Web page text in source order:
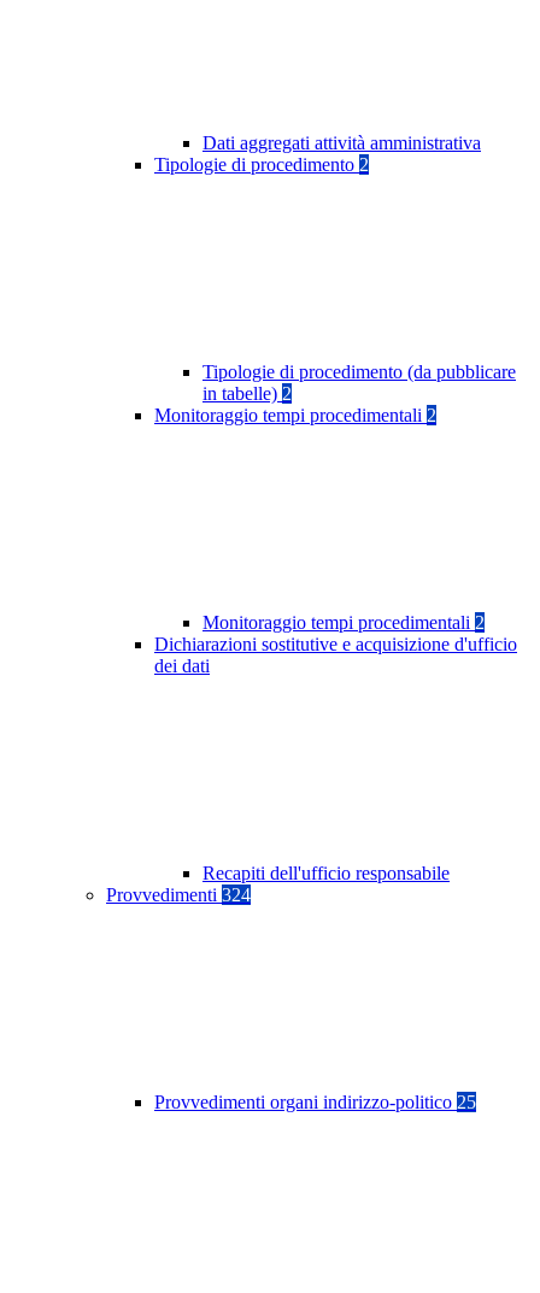
Dati aggregati attività amministrativa
Tipologie di procedimento 2
Tipologie di procedimento (da pubblicare
in tabelle) 2
Monitoraggio tempi procedimentali 2
Monitoraggio tempi procedimentali 2
Dichiarazioni sostitutive e acquisizione d'ufficio
dei dati
Recapiti dell'ufficio responsabile
Provvedimenti 324
Provvedimenti organi indirizzo-politico 25